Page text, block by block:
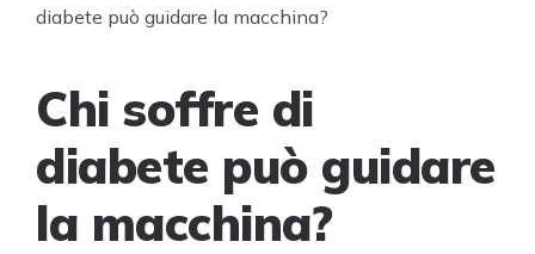
diabete può guidare la macchina?
Chi soffre di
diabete può guidare
la macchina?